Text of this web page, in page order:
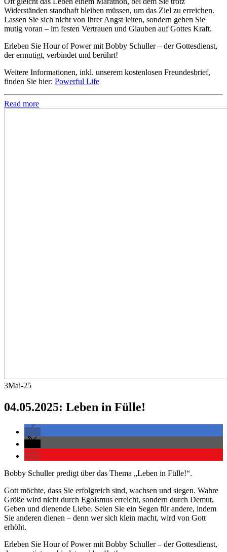
Widerständen standhaft bleiben müssen, um das Ziel zu erreichen.
Lassen Sie sich nicht von Ihrer Angst leiten, sondern gehen Sie
mutig voran – im festen Vertrauen und Glauben auf Gottes Kraft.
Erleben Sie Hour of Power mit Bobby Schuller – der Gottesdienst,
der ermutigt, verbindet und berührt!
Weitere Informationen, inkl. unserem kostenlosen Freundesbrief,
finden Sie hier: Powerful Life
Read more
3Mai-25
04.05.2025: Leben in Fülle!
Bobby Schuller predigt über das Thema „Leben in Fülle!“.
Gott möchte, dass Sie erfolgreich sind, wachsen und siegen. Wahre
Größe wird nicht durch Egoismus erreicht, sondern durch Demut,
Geben und dienende Liebe. Seien Sie ein Segen für andere, indem
Sie anderen dienen – denn wer sich klein macht, wird von Gott
erhöht.
Erleben Sie Hour of Power mit Bobby Schuller – der Gottesdienst,